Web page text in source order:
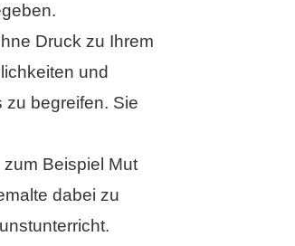
Druck zu Ihrem
und
begreifen. Sie
Beispiel Mut
dabei zu